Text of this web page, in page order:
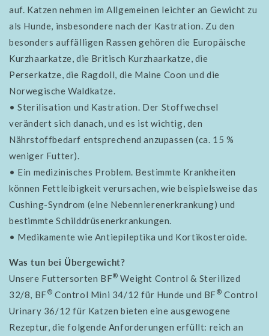
auf. Katzen nehmen im Allgemeinen leichter an Gewicht zu
als Hunde, insbesondere nach der Kastration. Zu den
besonders auffälligen Rassen gehören die Europäische
Kurzhaarkatze, die Britisch Kurzhaarkatze, die
Perserkatze, die Ragdoll, die Maine Coon und die
Norwegische Waldkatze.
• Sterilisation und Kastration. Der Stoffwechsel
verändert sich danach, und es ist wichtig, den
Nährstoffbedarf entsprechend anzupassen (ca. 15 %
weniger Futter).
• Ein medizinisches Problem. Bestimmte Krankheiten
können Fettleibigkeit verursachen, wie beispielsweise das
Cushing-Syndrom (eine Nebennierenerkrankung) und
bestimmte Schilddrüsenerkrankungen.
• Medikamente wie Antiepileptika und Kortikosteroide.
Was tun bei Übergewicht?
Unsere Futtersorten BF® Weight Control & Sterilized
32/8, BF® Control Mini 34/12 für Hunde und BF® Control
Urinary 36/12 für Katzen bieten eine ausgewogene
Rezeptur, die folgende Anforderungen erfüllt: reich an